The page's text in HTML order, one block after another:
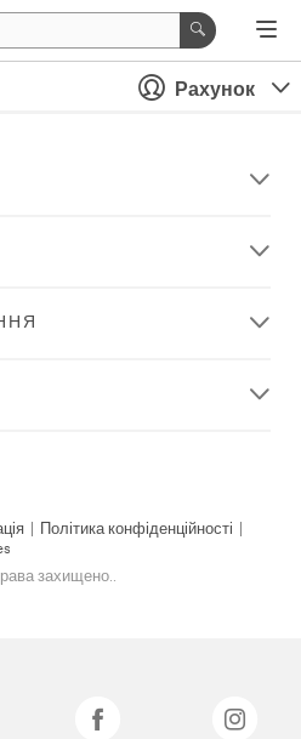
Рахунок
Політика конфіденційності
захищено..